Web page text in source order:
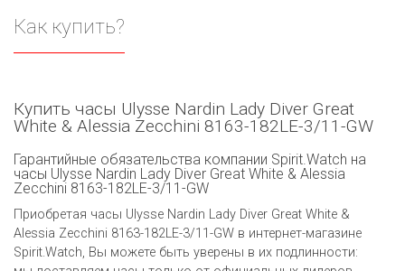
Как купить?
Купить часы Ulysse Nardin Lady Diver Great
White & Alessia Zecchini 8163-182LE-3/11-GW
Гарантийные обязательства компании Spirit.Watch на
часы Ulysse Nardin Lady Diver Great White & Alessia
Zecchini 8163-182LE-3/11-GW
Приобретая часы Ulysse Nardin Lady Diver Great White &
Alessia Zecchini 8163-182LE-3/11-GW в интернет-магазине
Spirit.Watch, Вы можете быть уверены в их подлинности: